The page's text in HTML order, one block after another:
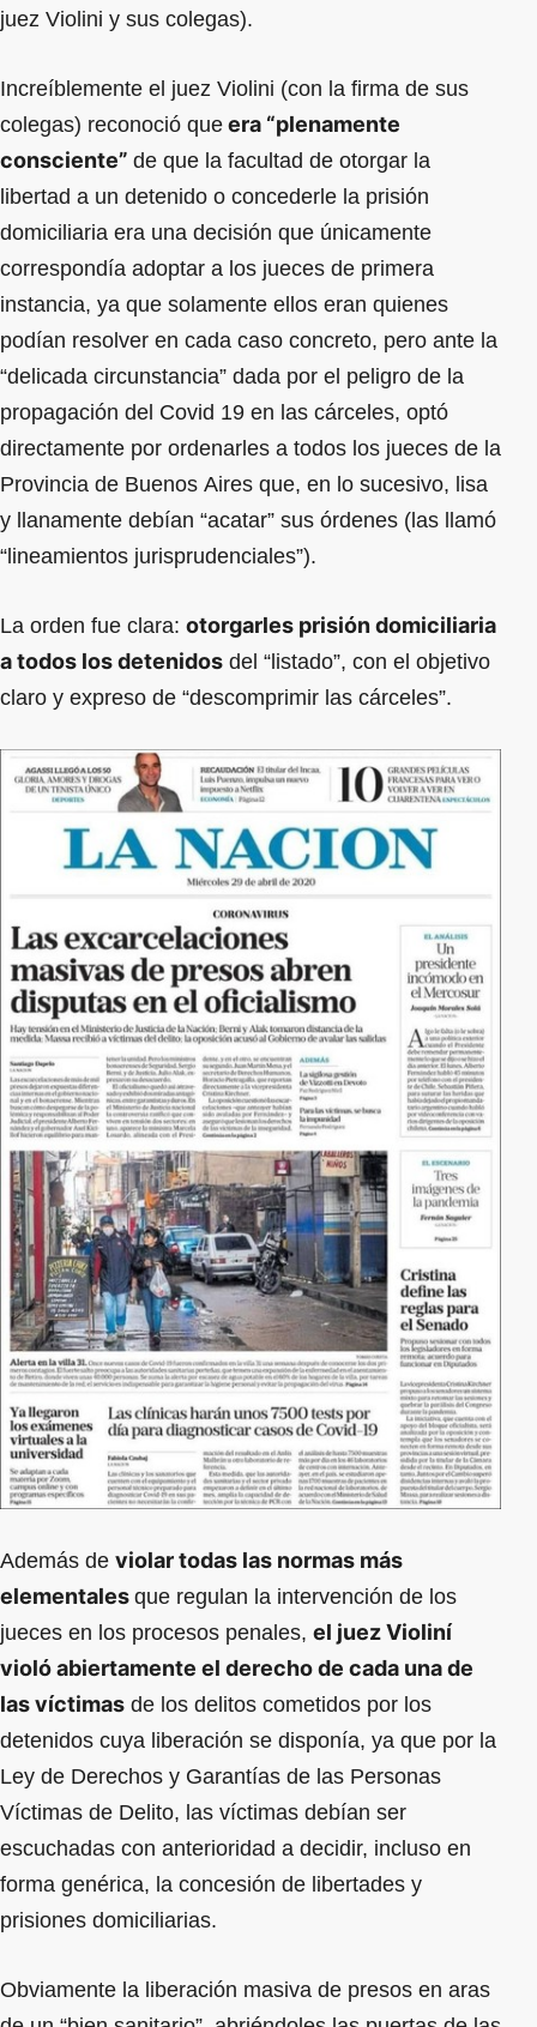
juez Violini y sus colegas).
Increíblemente el juez Violini (con la firma de sus
colegas) reconoció que era “plenamente
consciente” de que la facultad de otorgar la
libertad a un detenido o concederle la prisión
domiciliaria era una decisión que únicamente
correspondía adoptar a los jueces de primera
instancia, ya que solamente ellos eran quienes
podían resolver en cada caso concreto, pero ante la
“delicada circunstancia” dada por el peligro de la
propagación del Covid 19 en las cárceles, optó
directamente por ordenarles a todos los jueces de la
Provincia de Buenos Aires que, en lo sucesivo, lisa
y llanamente debían “acatar” sus órdenes (las llamó
“lineamientos jurisprudenciales”).
La orden fue clara: otorgarles prisión domiciliaria
a todos los detenidos del “listado”, con el objetivo
claro y expreso de “descomprimir las cárceles”.
Además de violar todas las normas más
elementales que regulan la intervención de los
jueces en los procesos penales, el juez Violiní
violó abiertamente el derecho de cada una de
las víctimas de los delitos cometidos por los
detenidos cuya liberación se disponía, ya que por la
Ley de Derechos y Garantías de las Personas
Víctimas de Delito, las víctimas debían ser
escuchadas con anterioridad a decidir, incluso en
forma genérica, la concesión de libertades y
prisiones domiciliarias.
Obviamente la liberación masiva de presos en aras